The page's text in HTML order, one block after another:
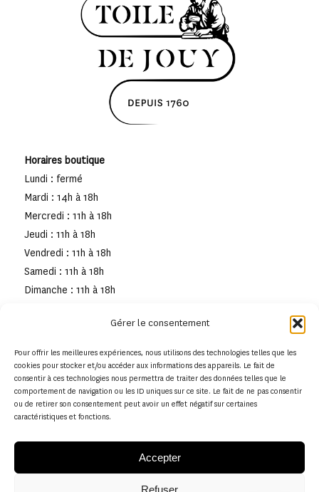
Gérer le consentement
Pour offrir les meilleures expériences, nous utilisons des technologies telles que les
cookies pour stocker et/ou accéder aux informations des appareils. Le fait de
consentir à ces technologies nous permettra de traiter des données telles que le
comportement de navigation ou les ID uniques sur ce site. Le fait de ne pas consentir
ou de retirer son consentement peut avoir un effet négatif sur certaines
caractéristiques et fonctions.
Accepter
Refuser
Horaires boutique
Lundi : fermé
Mardi : 14h à 18h
Mercredi : 11h à 18h
Jeudi : 11h à 18h
Vendredi : 11h à 18h
Samedi : 11h à 18h
Dimanche : 11h à 18h